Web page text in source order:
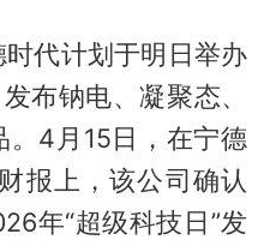
代计划于明日举办
布钠电、凝聚态、
。4月15日，在宁德
报上，该公司确认
年“超级科技日”发